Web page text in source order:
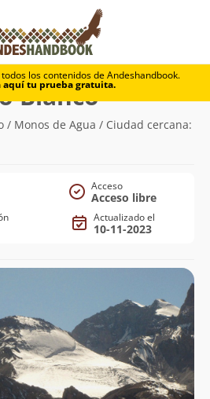
los contenidos de Andeshandbook.
aquí tu prueba gratuita.
Mono Blanco
Blanco(4.772m)
/ Monos de Agua / Ciudad cercana:
Acceso
Acceso libre
Actualizado el
10-11-2023